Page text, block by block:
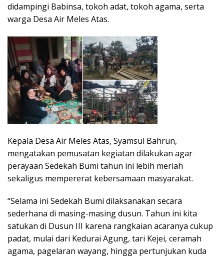
didampingi Babinsa, tokoh adat, tokoh agama, serta
warga Desa Air Meles Atas.
Kepala Desa Air Meles Atas, Syamsul Bahrun,
mengatakan pemusatan kegiatan dilakukan agar
perayaan Sedekah Bumi tahun ini lebih meriah
sekaligus mempererat kebersamaan masyarakat.
“Selama ini Sedekah Bumi dilaksanakan secara
sederhana di masing-masing dusun. Tahun ini kita
satukan di Dusun III karena rangkaian acaranya cukup
padat, mulai dari Kedurai Agung, tari Kejei, ceramah
agama, pagelaran wayang, hingga pertunjukan kuda